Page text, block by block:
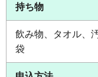
持ち物
飲み物、タオル、
袋